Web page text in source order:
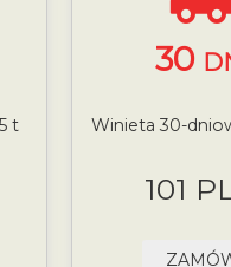
t
30
Winieta 30-
101